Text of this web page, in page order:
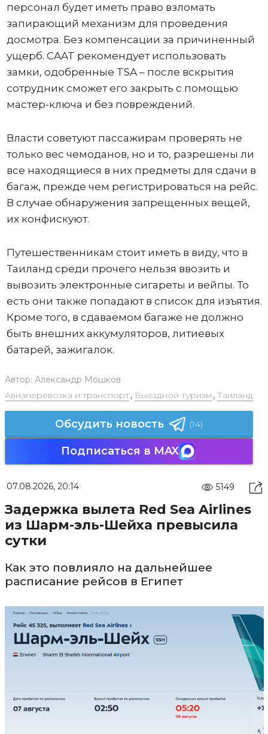
персонал будет иметь право взломать
запирающий механизм для проведения
досмотра. Без компенсации за причиненный
ущерб. CAAT рекомендует использовать
замки, одобренные TSA – после вскрытия
сотрудник сможет его закрыть с помощью
мастер-ключа и без повреждений.
Власти советуют пассажирам проверять не
только вес чемоданов, но и то, разрешены ли
все находящиеся в них предметы для сдачи в
багаж, прежде чем регистрироваться на рейс.
В случае обнаружения запрещенных вещей,
их конфискуют.
Путешественникам стоит иметь в виду, что в
Таиланд среди прочего нельзя ввозить и
вывозить электронные сигареты и вейпы. То
есть они также попадают в список для изъятия.
Кроме того, в сдаваемом багаже не должно
быть внешних аккумуляторов, литиевых
батарей, зажигалок.
Автор: Александр Мошков
Авиаперевозка и транспорт, Выездной туризм , Таиланд
Обсудить новость (14)
Подписаться в MAX
07.08.2026, 20:14 5149
Задержка вылета Red Sea Airlines
из Шарм-эль-Шейха превысила
сутки
Как это повлияло на дальнейшее
расписание рейсов в Египет